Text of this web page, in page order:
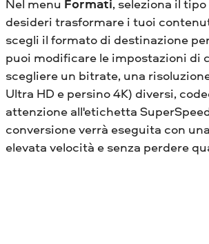
Nel menu Formati, seleziona il
desideri trasformare i tuoi
scegli il formato di destinazione
puoi modificare le impostazioni di
scegliere un bitrate, una
Ultra HD e persino 4K) diversi,
attenzione all'etichetta
conversione verrà eseguita con
elevata velocità e senza perdere